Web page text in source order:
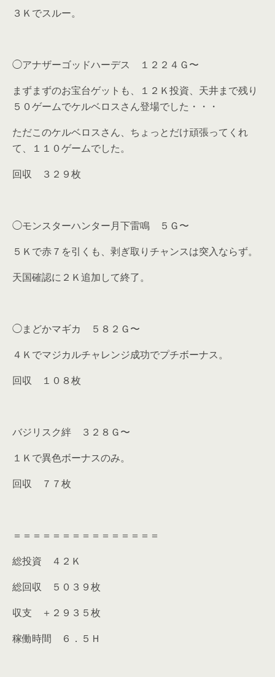
３Ｋでスルー。
◯アナザーゴッドハーデス １２２４Ｇ〜
まずまずのお宝台ゲットも、１２Ｋ投資、天井まで残り
５０ゲームでケルベロスさん登場でした・・・
ただこのケルベロスさん、ちょっとだけ頑張ってくれ
て、１１０ゲームでした。
回収 ３２９枚
◯モンスターハンター月下雷鳴 ５Ｇ〜
５Ｋで赤７を引くも、剥ぎ取りチャンスは突入ならず。
天国確認に２Ｋ追加して終了。
◯まどかマギカ ５８２Ｇ〜
４Ｋでマジカルチャレンジ成功でプチボーナス。
回収 １０８枚
バジリスク絆 ３２８Ｇ〜
１Ｋで異色ボーナスのみ。
回収 ７７枚
＝＝＝＝＝＝＝＝＝＝＝＝＝＝＝
総投資 ４２Ｋ
総回収 ５０３９枚
収支 ＋２９３５枚
稼働時間 ６．５Ｈ